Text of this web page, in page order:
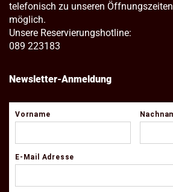
telefonisch zu unseren Öffnungszeiten
möglich.
Unsere Reservierungshotline:
089 223183
Newsletter-Anmeldung